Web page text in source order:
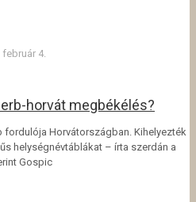
február 4.
horvát megbékélés?
Horvátországban. Kihelyezték
helységnévtáblákat – írta szerdán a
Gospic